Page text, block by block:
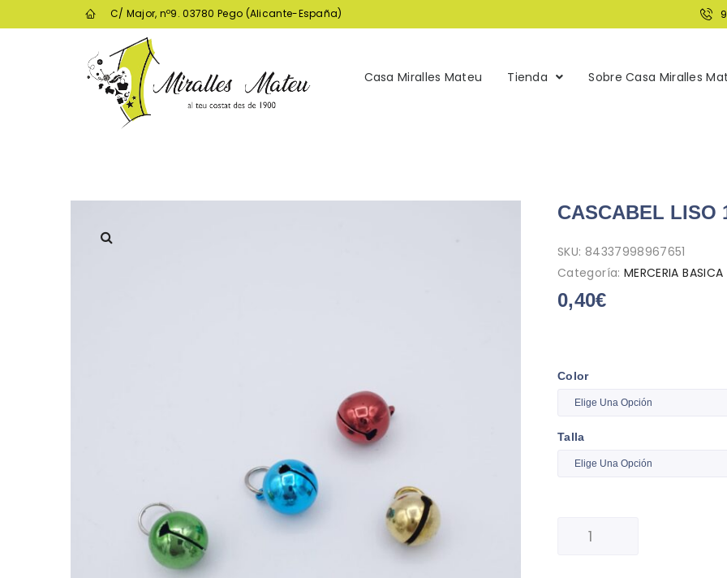
C/ Major, nº9. 03780 Pego (Alicante-España)
Casa Miralles Mateu Tienda Sobre Casa Miralles
CASCABEL LISO
SKU: 84337998967651
Categoría: MERCERIA BASICA
0,40€
Color
Talla